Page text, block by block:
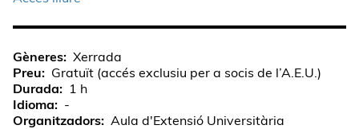
Gèneres Xerrada
Preu
Gratuït (accés exclusiu per a socis de l’A.E.U.)
Durada
1 h
Idioma
-
Organitzadors
Aula d'Extensió Universitària